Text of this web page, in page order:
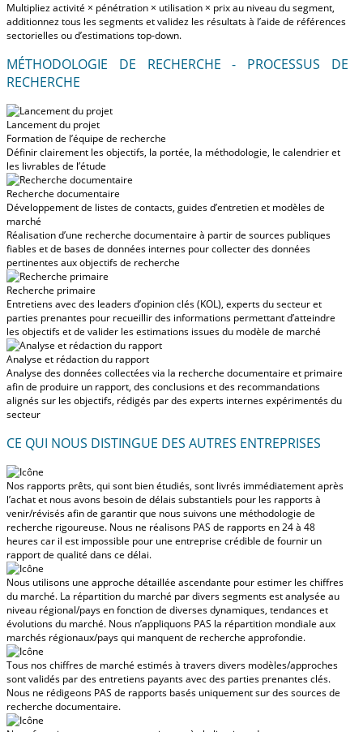
Multipliez activité × pénétration × utilisation × prix au niveau du segment,
additionnez tous les segments et validez les résultats à l’aide de références
sectorielles ou d’estimations top-down.
MÉTHODOLOGIE DE RECHERCHE - PROCESSUS DE
RECHERCHE
Lancement du projet
Formation de l’équipe de recherche
Définir clairement les objectifs, la portée, la méthodologie, le calendrier et
les livrables de l’étude
Recherche documentaire
Développement de listes de contacts, guides d’entretien et modèles de
marché
Réalisation d’une recherche documentaire à partir de sources publiques
fiables et de bases de données internes pour collecter des données
pertinentes aux objectifs de recherche
Recherche primaire
Entretiens avec des leaders d’opinion clés (KOL), experts du secteur et
parties prenantes pour recueillir des informations permettant d’atteindre
les objectifs et de valider les estimations issues du modèle de marché
Analyse et rédaction du rapport
Analyse des données collectées via la recherche documentaire et primaire
afin de produire un rapport, des conclusions et des recommandations
alignés sur les objectifs, rédigés par des experts internes expérimentés du
secteur
CE QUI NOUS DISTINGUE DES AUTRES ENTREPRISES
Nos rapports prêts, qui sont bien étudiés, sont livrés immédiatement après
l’achatet nous avons besoin de délais substantiels pour les rapports à
venir/révisés afin de garantir que nous suivons une méthodologie de
recherche rigoureuse. Nous ne réalisons PAS de rapports en 24 à 48
heurescar il est impossible pour une entreprise crédible de fournir un
rapport de qualité dans ce délai.
Nous utilisons une approche détaillée ascendante pour estimer les chiffres
du marché. La répartition du marché par divers segments est analysée au
niveau régional/pays en fonction de diverses dynamiques, tendances et
évolutions du marché. Nous n’appliquons PAS la répartition mondiale aux
marchés régionaux/paysqui manquent de recherche approfondie.
Tous nos chiffres de marché estimés à travers divers modèles/approches
sont validés par des entretiens payants avec des parties prenantes clés.
Nous ne rédigeons PAS de rapports basés uniquement sur des sources de
recherche documentaire.